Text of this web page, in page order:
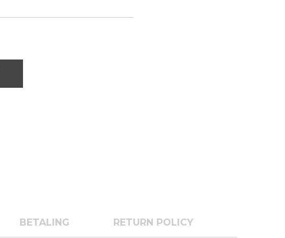
BETALING RETURN POLICY